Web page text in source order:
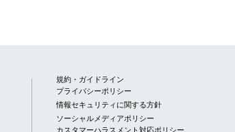
規約・ガイドライン
プライバシーポリシー
情報セキュリティに関する方針
ソーシャルメディアポリシー
カスタマーハラスメント対応ポリシー